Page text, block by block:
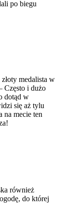
po biegu
medalista w
Często i dużo
dotąd w
się aż tylu
na mecie ten
również
do której